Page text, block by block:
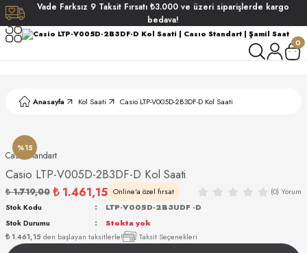
Vade Farksız 9 Taksit Fırsatı ₺3.000 ve üzeri siparişlerde kargo
bedava!
0
Anasayfa Kol Saati Casio LTP-V005D-2B3DF-D Kol Saati
%15
Casıo Standart
Casio LTP-V005D-2B3DF-D Kol Saati
₺ 1.719,00 ₺ 1.461,15 Online'a özel fırsat (0) Yorum
₺ 1.461,15 den başlayan taksitlerle! Taksit Seçenekleri
Stok Kodu
LTP-V005D-2B3UDF -D
Stok Durumu
Stokta yok